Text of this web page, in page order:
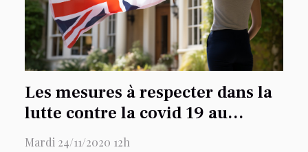
Les mesures à respecter dans la
lutte contre la covid 19 au
Royaume-Uni
Mardi 24/11/2020 12h